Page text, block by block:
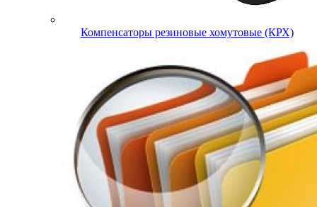
Компенсаторы резиновые хомутовые (КРХ)